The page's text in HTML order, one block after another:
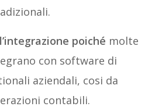
poiché molte
con software di
aziendali, cosi da
contabili.